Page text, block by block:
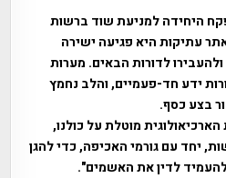
היחידה למניעת שוד ברשות
עתיקות היא פגיעה ישירה
לדורות הבאים. מערות
ידע חד-פעמיים, והלב נחמץ
בצע כסף.
מוטלת על כולנו,
יחד עם גורמי האכיפה, כדי להגן
לדין את האשמים".